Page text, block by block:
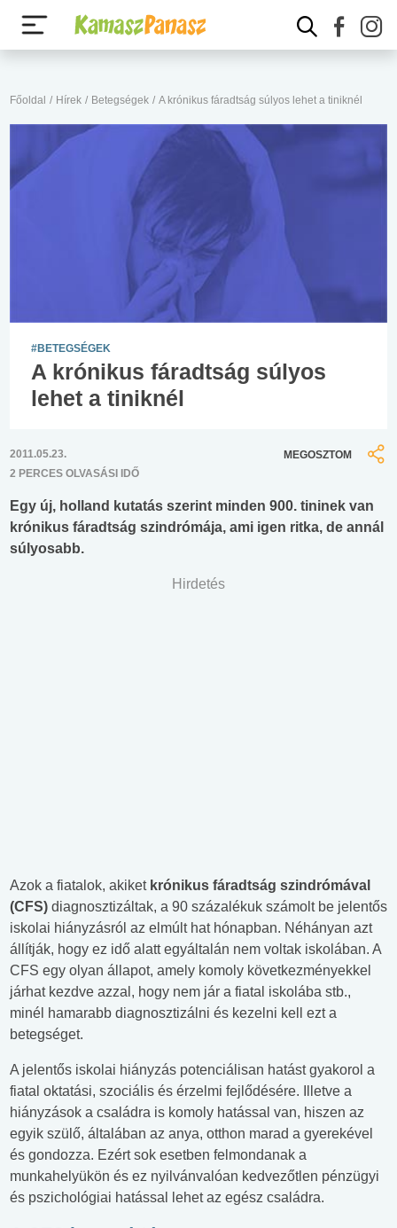
Főoldal / Hírek / Betegségek / A krónikus fáradtság súlyos lehet a tiniknél
#BETEGSÉGEK
A krónikus fáradtság súlyos
lehet a tiniknél
2011.05.23.
2 PERCES OLVASÁSI IDŐ
MEGOSZTOM
Egy új, holland kutatás szerint minden 900. tininek van
krónikus fáradtság szindrómája, ami igen ritka, de annál
súlyosabb.
Hirdetés
Azok a fiatalok, akiket krónikus fáradtság szindrómával
(CFS) diagnosztizáltak, a 90 százalékuk számolt be jelentős
iskolai hiányzásról az elmúlt hat hónapban. Néhányan azt
állítják, hogy ez idő alatt egyáltalán nem voltak iskolában. A
CFS egy olyan állapot, amely komoly következményekkel
járhat kezdve azzal, hogy nem jár a fiatal iskolába stb.,
minél hamarabb diagnosztizálni és kezelni kell ezt a
betegséget.
A jelentős iskolai hiányzás potenciálisan hatást gyakorol a
fiatal oktatási, szociális és érzelmi fejlődésére. Illetve a
hiányzások a családra is komoly hatással van, hiszen az
egyik szülő, általában az anya, otthon marad a gyerekével
és gondozza. Ezért sok esetben felmondanak a
munkahelyükön és ez nyilvánvalóan kedvezőtlen pénzügyi
és pszichológiai hatással lehet az egész családra.